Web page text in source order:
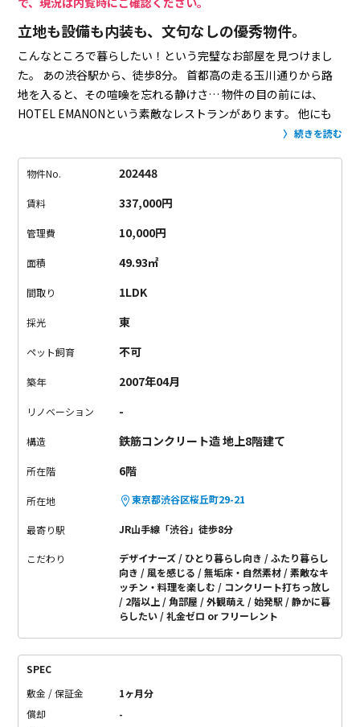
立地も設備も内装も、文句なしの優秀物件。
こんなところで暮らしたい！という完璧なお部屋を見つけまし
た。
あの渋谷駅から、徒歩8分。
首都高の走る玉川通りから路
地を入ると、その喧噪を忘れる静けさ… 物件の目の前には、
HOTEL EMANONという素敵なレストランがあります。 他にも
周辺には小洒落たお店が数多くあり、桜丘町のレベルの高さが
に、お部屋はマイルドな印象。
たり、
柔らかな色味のフローリングに射し込む日差しだった
り、合わさっていい雰囲気が生まれている気がします。
ドルームからは緑も見えて、なかなかいい眺め。
て空も広々見渡せます。ここが渋谷であることを、忘れる瞬
けであるため持ち込み不要です！
ルームも広々ゆったり。
... この環境には変えられない気がします。
続きを読む
物件No. 202448
賃料 337,000円
管理費 10,000円
面積 49.93㎡
間取り 1LDK
採光 東
ペット飼育 不可
築年 2007年04月
リノベーション -
構造 鉄筋コンクリート造 地上8階建て
所在階 6階
所在地 東京都渋谷区桜丘町29-21
最寄り駅 JR山手線「渋谷」徒歩8分
こだわり デザイナーズ ひとり暮らし向き
ふたり暮らし
向き
風を感じる 無垢床・自然素材
素敵なキ
ッチン・料理を楽しむ
コンクリート打ちっ放し
2階以上
角部屋 外観萌え 始発駅
静かに暮
らしたい
礼金ゼロ or フリーレント
SPEC
敷金 / 保証金
1ヶ月分
償却
-